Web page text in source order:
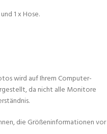
1 x Hose.
wird auf Ihrem Computer-
da nicht alle Monitore
die Größeninformationen vor